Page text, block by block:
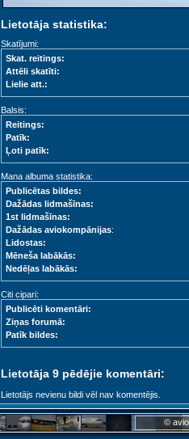
Lietotāja statistika:
Skatījumi:
Skat. reitings:
Attēli skatīti:
Lielie att.:
Balsis:
Reitings:
Patīk:
Ļoti patīk:
Mana albuma statistika:
Publicētas bildes:
Dažādas lidmašīnas:
1st lidmašīnas:
Dažādas aviokompānijas:
Lidostas:
Mēneša labākās:
Nedēļas labākās:
Citi cipari:
Publicēti komentāri:
Ziņas forumā:
Patīk bildes:
Lietotāja 9 pēdējie komentāri:
Lietotājs nevienu bildi vēl nav komentējis.
©